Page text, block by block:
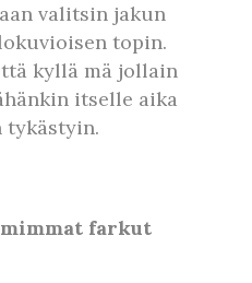
valitsin jakun
topin.
kyllä mä jollain
itselle aika
tykästyin.
farkut